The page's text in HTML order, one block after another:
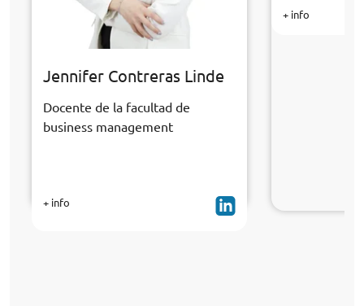
Jennifer Contreras Linde
Docente de la facultad de
business management
+ info
+ info